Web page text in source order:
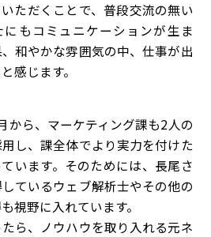
ただくことで、普段交流の無い
にもコミュニケーションが生ま
和やかな雰囲気の中、仕事が出
感じます。
から、マーケティング課も2人の
し、課全体でより実力を付けた
います。そのためには、長尾さ
ているウェブ解析士やその他の
視野に入れています。
ら、ノウハウを取り入れる元ネ